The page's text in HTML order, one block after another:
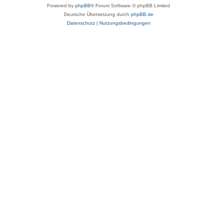
Powered by phpBB® Forum Software © phpBB Limited
Deutsche Übersetzung durch phpBB.de
Datenschutz| Nutzungsbedingungen